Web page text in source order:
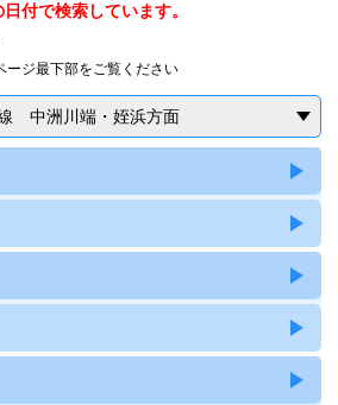
付で検索しています。
ージ最下部をご覧ください
中洲川端・姪浜方面